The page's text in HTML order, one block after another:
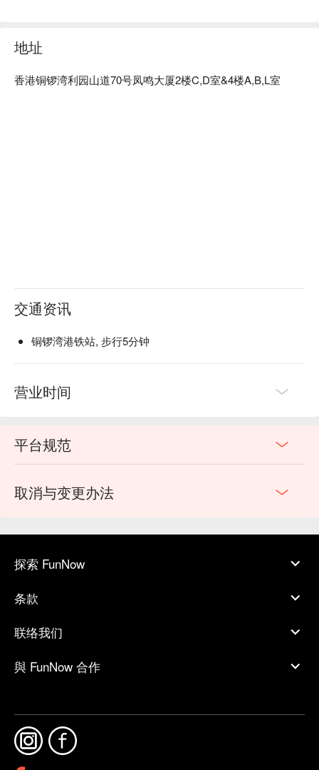
地址
香港铜锣湾利园山道70号凤鸣大厦2楼C,D室&4楼A,B,L室
交通资讯
铜锣湾港铁站, 步行5分钟
营业时间
平台规范
取消与变更办法
探索 FunNow
条款
联络我们
與 FunNow 合作